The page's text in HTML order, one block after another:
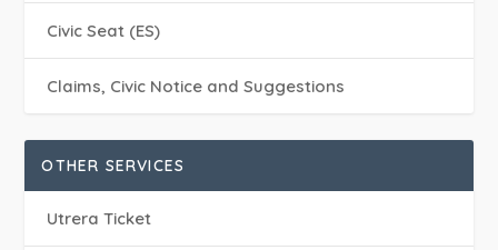
Civic Seat (ES)
Claims, Civic Notice and Suggestions
OTHER SERVICES
Utrera Ticket